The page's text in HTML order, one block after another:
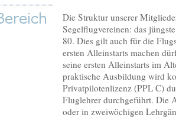
Die Struktur unserer
Segelflugvereinen: das
80. Dies gilt auch für die
ersten Alleinstarts machen
seine ersten Alleinstarts im
praktische Ausbildung wird
Privatpilotenlizenz (PPL C)
Fluglehrer durchgeführt. Die
oder in zweiwöchigen